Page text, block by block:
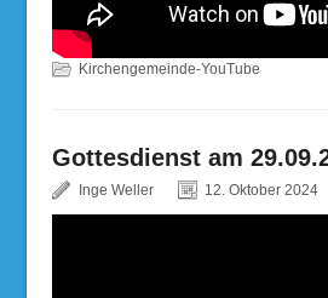
Kirchengemeinde-YouTube
Gottesdienst am
Inge Weller 12. Oktober 2024